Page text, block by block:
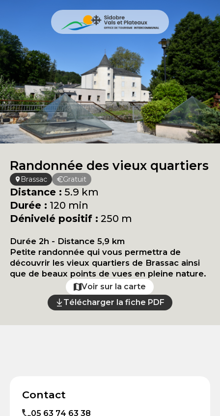
Randonnée des vieux quartiers
Brassac Gratuit
Distance : 5.9 km
Durée : 120 min
Dénivelé positif : 250 m
Durée 2h - Distance 5,9 km
Petite randonnée qui vous permettra de
découvrir les vieux quartiers de Brassac ainsi
que de beaux points de vues en pleine nature.
Voir sur la carte
Télécharger la fiche PDF
Contact
05 63 74 63 38